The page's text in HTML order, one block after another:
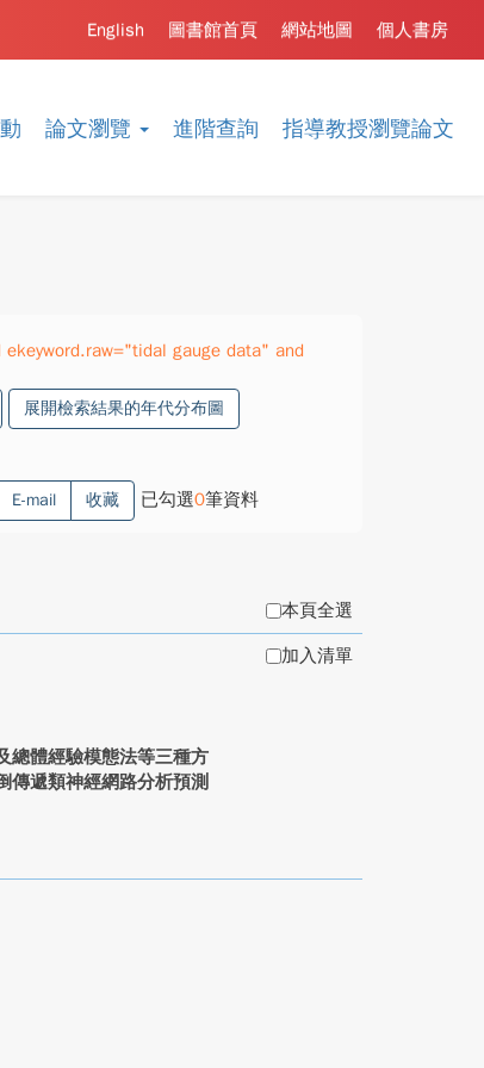
論文瀏覽 進階查詢 指導教授瀏覽論文
個人書房
網站地圖
圖書館首頁
English
gauge data" and
展開檢索結果的年代分布圖
E-mail 收藏 已勾選0筆資料
本頁全選
總體經驗模態法等三種方
傳遞類神經網路分析預測
加入清單